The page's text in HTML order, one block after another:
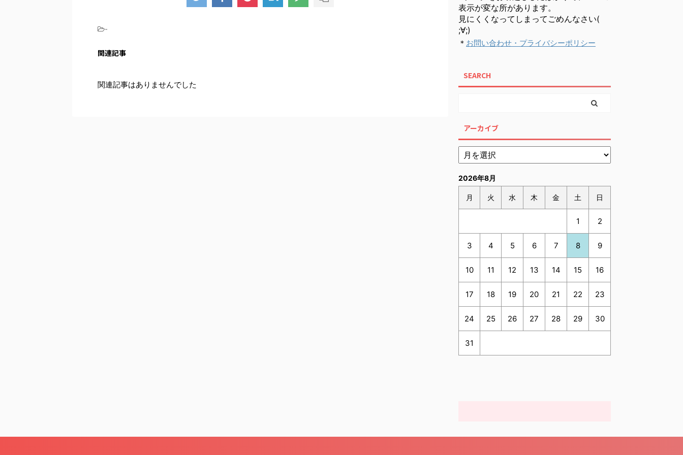
-
関連記事
関連記事はありませんでした
表示が変な所があります。
見にくくなってしまってごめんなさい(
;∀;)
＊ お問い合わせ・プライバシーポリシー
SEARCH
アーカイブ
2026年8月
月 火 水 木 金 土 日
1 2
3 4 5 6 7 8 9
10 11 12 13 14 15 16
17 18 19 20 21 22 23
24 25 26 27 28 29 30
31